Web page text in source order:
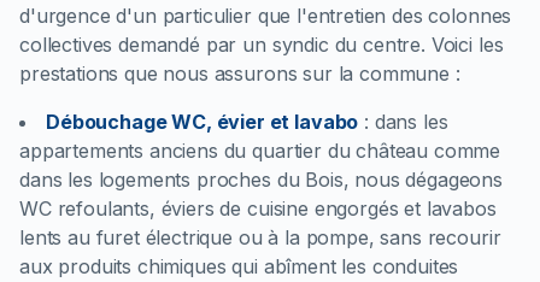
d'urgence d'un particulier que l'entretien des colonnes
collectives demandé par un syndic du centre. Voici les
prestations que nous assurons sur la commune :
Débouchage WC, évier et lavabo : dans les
appartements anciens du quartier du château comme
dans les logements proches du Bois, nous dégageons
WC refoulants, éviers de cuisine engorgés et lavabos
lents au furet électrique ou à la pompe, sans recourir
aux produits chimiques qui abîment les conduites